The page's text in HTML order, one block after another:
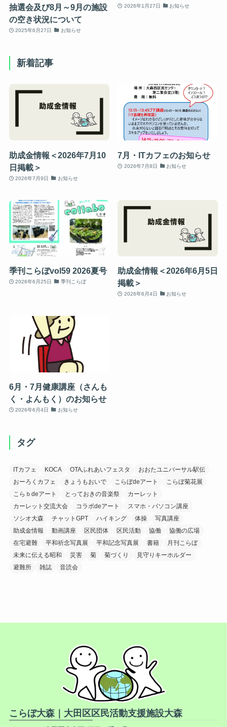
抽選会及び8月～9月の施設
の空き状況について
2025年6月27日 お知らせ
2026年1月27日 お知らせ
新着記事
助成金情報＜2026年7月10
日掲載＞
2026年7月9日 お知らせ
7月・ITカフェのお知らせ
2026年7月8日 お知らせ
季刊こらぼvol59 2026夏号
2026年6月25日 季刊こらぼ
助成金情報＜2026年6月5日
掲載＞
2026年6月4日 お知らせ
6月・7月健康講座（さんも
く・よんもく）のお知らせ
2026年6月4日 お知らせ
タグ
ITカフェ KOCA OTAふれあいフェスタ
おおたユニバーサル駅伝
おーろくカフェ
きょうもおいで こらぼdeアート
こらぼ菊花展
こらｂdeアート
とっておきの音楽祭
カーレット
カーレット交流大会
コラボdeアート
スマホ・パソコン講座
ソシオ大森
チャットGPT ハイキング 体操
写真講座
助成金情報
動画講座 区民団体 区民活動 協働
協働の広場
在宅避難
平和祈念写真展 平和記念写真展 書籍
月刊こらぼ
未来に伝える昭和
災害 菊 菊づくり
見守りキーホルダー
避難所
雑誌 音読会
こらぼ大森｜大田区区民活動支援施設大森